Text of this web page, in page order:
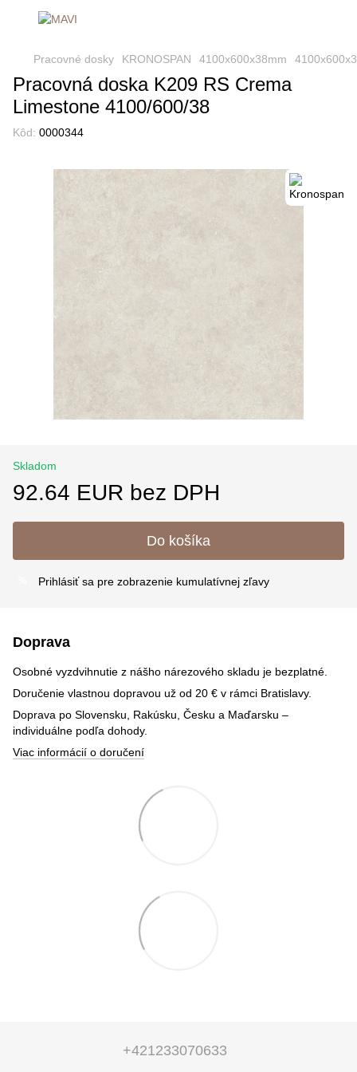
Pracovné dosky KRONOSPAN 4100x600x38mm
Pracovná doska K209 RS Crema
Limestone 4100/600/38
Kôd: 0000344
Skladom
92.64 EUR bez DPH
Do košíka
Prihlásiť sa pre zobrazenie kumulatívnej zľavy
Doprava
Osobné vyzdvihnutie z nášho nárezového skladu je bezplatné.
Doručenie vlastnou dopravou už od 20 € v rámci Bratislavy.
Doprava po Slovensku, Rakúsku, Česku a Maďarsku –
individuálne podľa dohody.
Viac informácií o doručení
+421233070633